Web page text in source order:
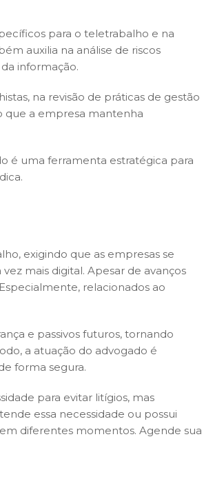
para o teletrabalho e na
auxilia na análise de riscos
informação.
na revisão de práticas de gestão
que a empresa mantenha
é uma ferramenta estratégica para
exigindo que as empresas se
mais digital. Apesar de avanços
relacionados ao
e passivos futuros, tornando
a atuação do advogado é
forma segura.
para evitar litígios, mas
essa necessidade ou possui
diferentes momentos. Agende sua